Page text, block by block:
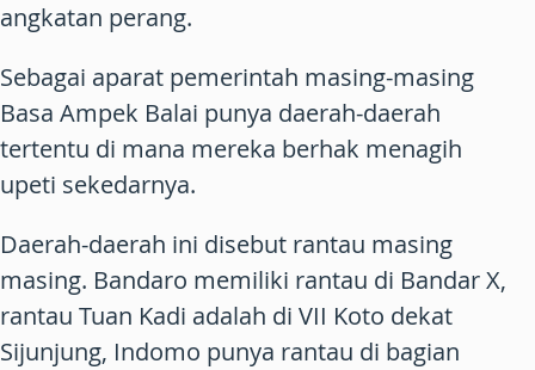
angkatan perang.
Sebagai aparat pemerintah masing-masing
Basa Ampek Balai punya daerah-daerah
tertentu di mana mereka berhak menagih
upeti sekedarnya.
Daerah-daerah ini disebut rantau masing
masing. Bandaro memiliki rantau di Bandar X,
rantau Tuan Kadi adalah di VII Koto dekat
Sijunjung, Indomo punya rantau di bagian